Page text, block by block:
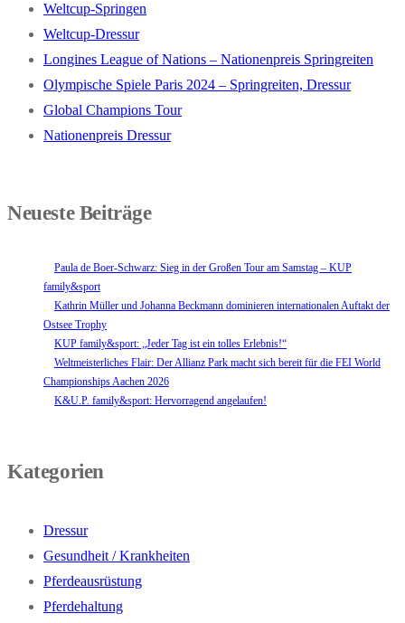
Weltcup-Springen
Weltcup-Dressur
Longines League of Nations – Nationenpreis Springreiten
Olympische Spiele Paris 2024 – Springreiten, Dressur
Global Champions Tour
Nationenpreis Dressur
Neueste Beiträge
Paula de Boer-Schwarz: Sieg in der Großen Tour am Samstag – KUP
family&sport
Kathrin Müller und Johanna Beckmann dominieren internationalen Auftakt der
Ostsee Trophy
KUP family&sport: „Jeder Tag ist ein tolles Erlebnis!“
Weltmeisterliches Flair: Der Allianz Park macht sich bereit für die FEI World
Championships Aachen 2026
K&U.P. family&sport: Hervorragend angelaufen!
Kategorien
Dressur
Gesundheit / Krankheiten
Pferdeausrüstung
Pferdehaltung